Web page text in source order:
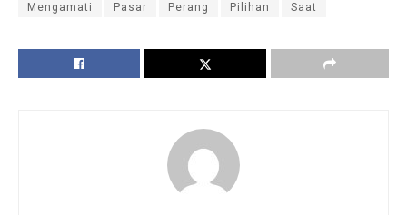
Mengamati Pasar Perang Pilihan Saat